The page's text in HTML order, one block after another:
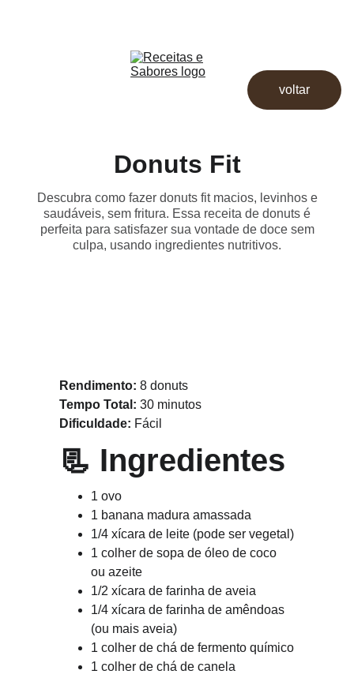
voltar
Donuts Fit
Descubra como fazer donuts fit macios, levinhos e
saudáveis, sem fritura. Essa receita de donuts é
perfeita para satisfazer sua vontade de doce sem
culpa, usando ingredientes nutritivos.
Rendimento: 8 donuts
Tempo Total: 30 minutos
Dificuldade: Fácil
📃 Ingredientes
1 ovo
1 banana madura amassada
1/4 xícara de leite (pode ser vegetal)
1 colher de sopa de óleo de coco
ou azeite
1/2 xícara de farinha de aveia
1/4 xícara de farinha de amêndoas
(ou mais aveia)
1 colher de chá de fermento químico
1 colher de chá de canela